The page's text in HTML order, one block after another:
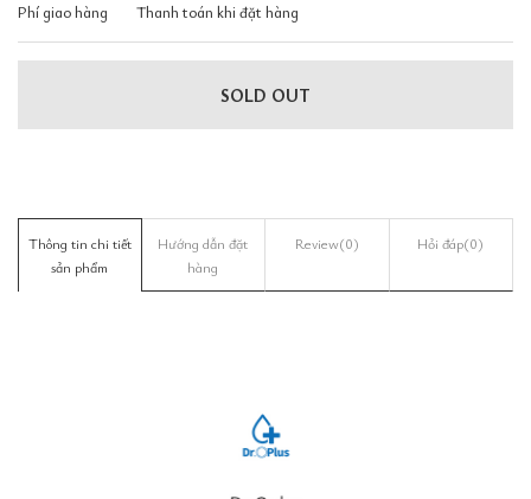
Phí giao hàng Thanh toán khi đặt hàng
SOLD OUT
Thông tin chi tiết
sản phẩm
Hướng dẫn đặt
hàng
Review(0) Hỏi đáp(0)